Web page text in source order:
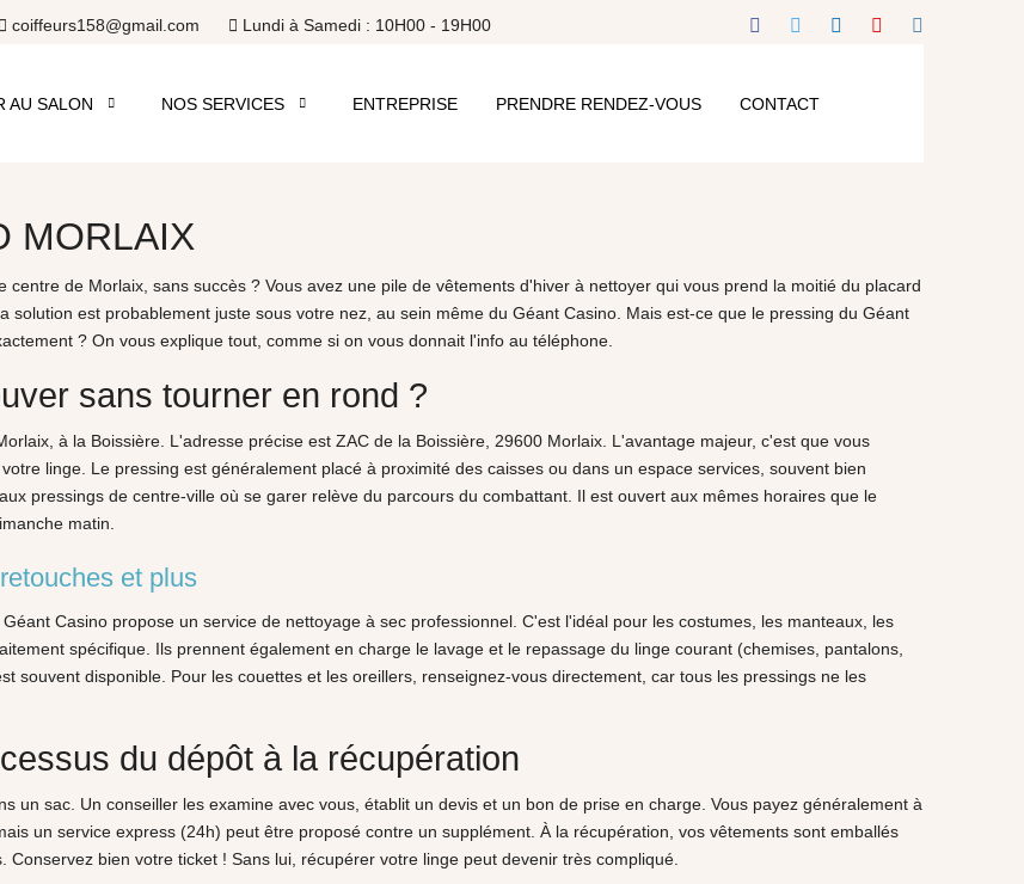
coiffeurs158@gmail.com Lundi à Samedi : 10H00 - 19H00
AU SALON NOS SERVICES ENTREPRISE PRENDRE RENDEZ-VOUS CONTACT
MORLAIX
de Morlaix, sans succès ? Vous avez une pile de vêtements d'hiver à nettoyer qui vous prend la moitié du placard
solution est probablement juste sous votre nez, au sein même du Géant Casino. Mais est-ce que le pressing du Géant
? On vous explique tout, comme si on vous donnait l'info au téléphone.
sans tourner en rond ?
à la Boissière. L'adresse précise est ZAC de la Boissière, 29600 Morlaix. L'avantage majeur, c'est que vous
linge. Le pressing est généralement placé à proximité des caisses ou dans un espace services, souvent bien
pressings de centre-ville où se garer relève du parcours du combattant. Il est ouvert aux mêmes horaires que le
matin.
et plus
Casino propose un service de nettoyage à sec professionnel. C'est l'idéal pour les costumes, les manteaux, les
spécifique. Ils prennent également en charge le lavage et le repassage du linge courant (chemises, pantalons,
souvent disponible. Pour les couettes et les oreillers, renseignez-vous directement, car tous les pressings ne les
du dépôt à la récupération
un sac. Un conseiller les examine avec vous, établit un devis et un bon de prise en charge. Vous payez généralement à
un service express (24h) peut être proposé contre un supplément. À la récupération, vos vêtements sont emballés
bien votre ticket ! Sans lui, récupérer votre linge peut devenir très compliqué.